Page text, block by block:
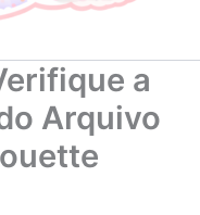
a
Arquivo